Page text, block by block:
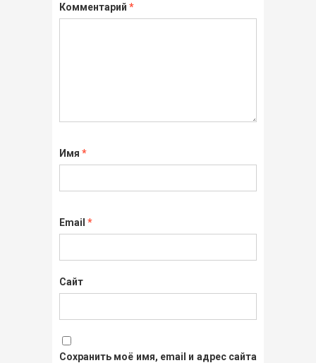
Комментарий *
Имя *
Email *
Сайт
Сохранить моё имя, email и адрес сайта